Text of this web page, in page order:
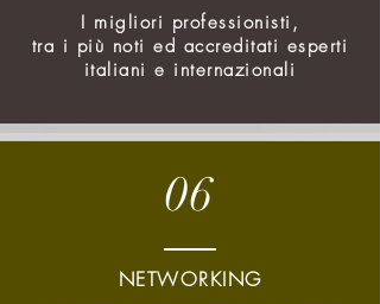
I migliori professionisti,
tra i più noti ed accreditati esperti
italiani e internazionali
06
NETWORKING